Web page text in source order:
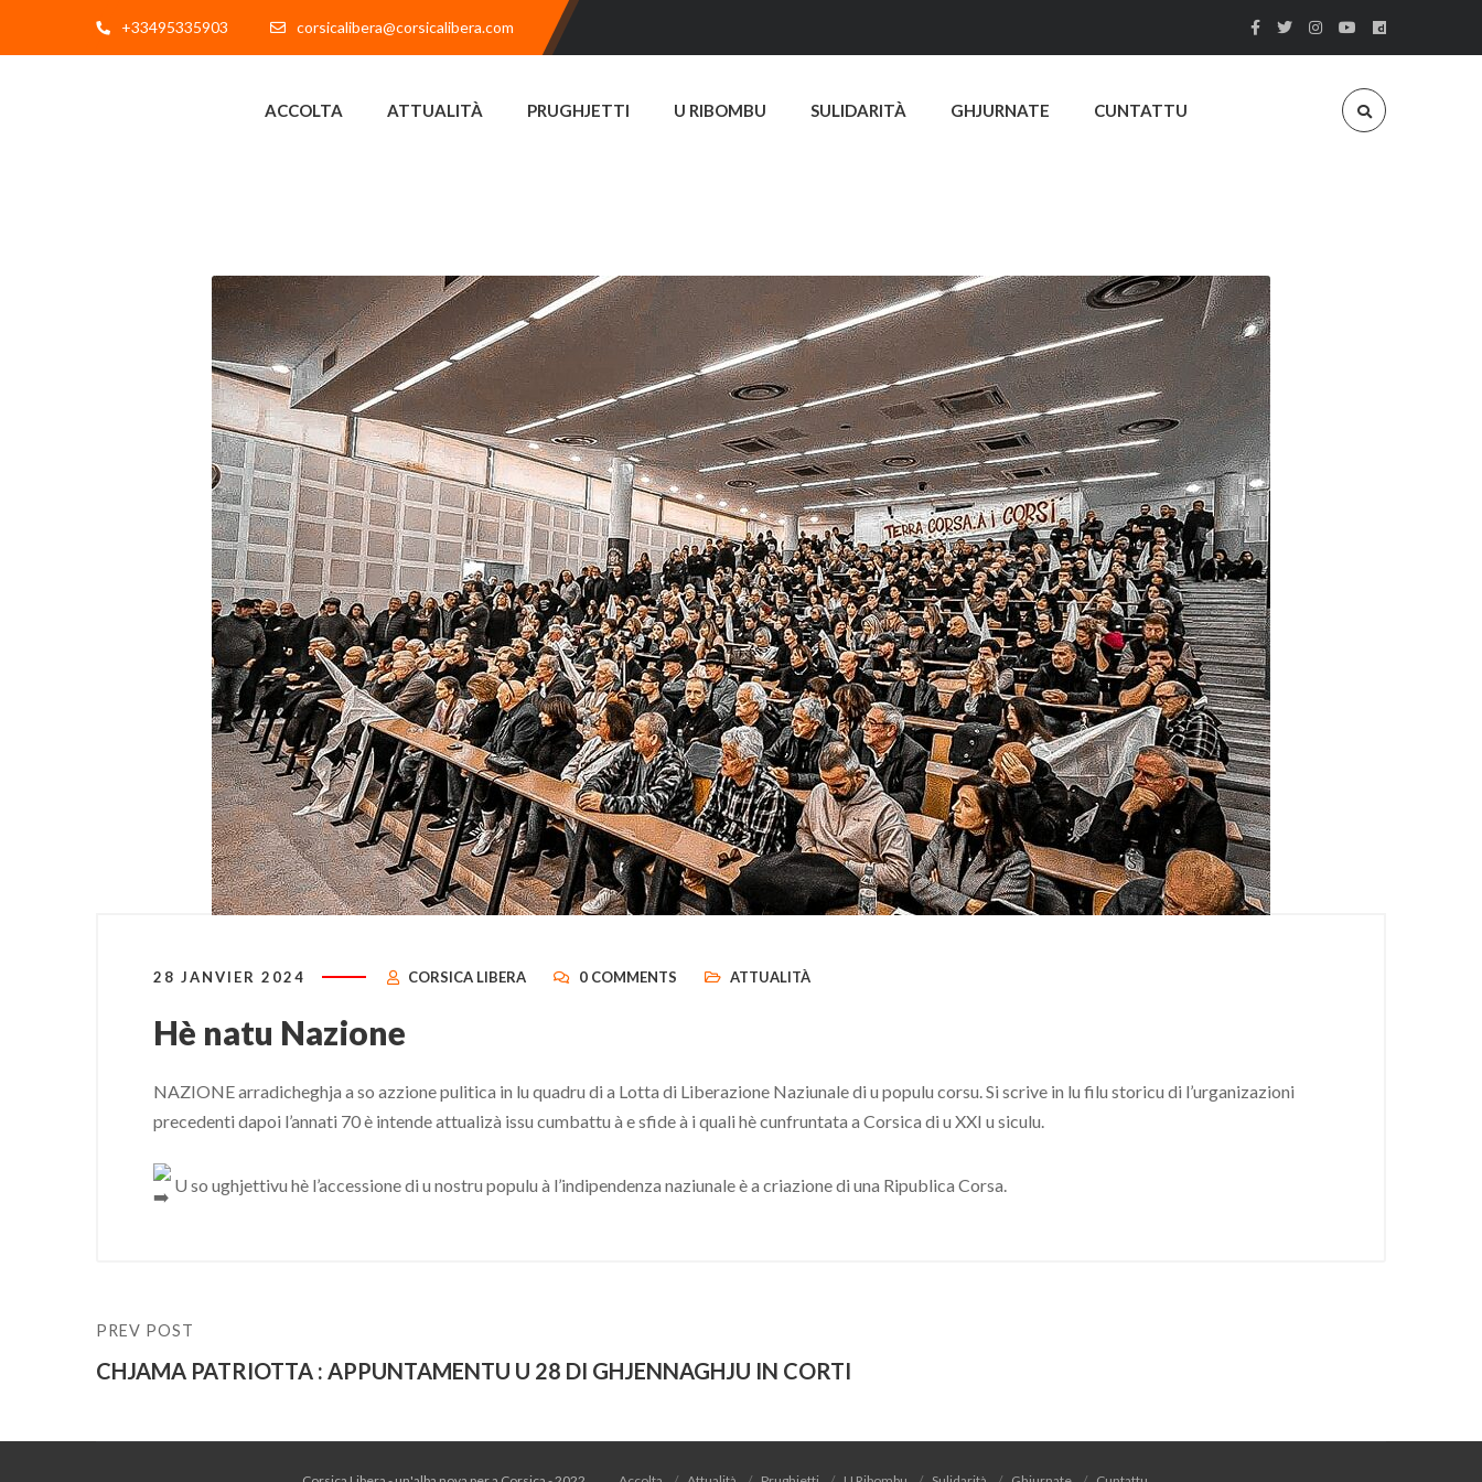
+33495335903 corsicalibera@corsicalibera.com
ACCOLTA ATTUALITÀ PRUGHJETTI U RIBOMBU SULIDARITÀ GHJURNATE CUNTATTU
28 JANVIER 2024 CORSICA LIBERA 0 COMMENTS ATTUALITÀ
Hè natu Nazione
NAZIONE arradicheghja a so azzione pulitica in lu quadru di a Lotta di Liberazione Naziunale di u populu corsu. Si scrive in lu filu storicu di l’urganizazioni
precedenti dapoi l’annati 70 è intende attualizà issu cumbattu à e sfide à i quali hè cunfruntata a Corsica di u XXI u siculu.
U so ughjettivu hè l’accessione di u nostru populu à l’indipendenza naziunale è a criazione di una Ripublica Corsa.
PREV POST
CHJAMA PATRIOTTA : APPUNTAMENTU U 28 DI GHJENNAGHJU IN CORTI